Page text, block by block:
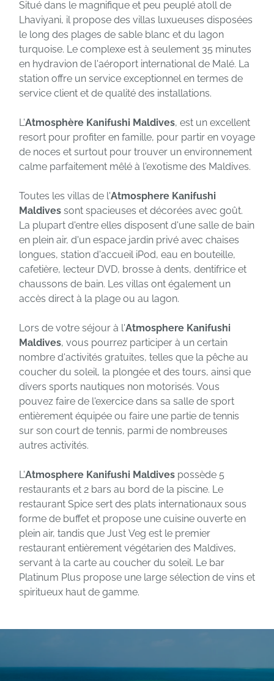
Situé dans le magnifique et peu peuplé atoll de
Lhaviyani, il propose des villas luxueuses disposées
le long des plages de sable blanc et du lagon
turquoise. Le complexe est à seulement 35 minutes
en hydravion de l'aéroport international de Malé. La
station offre un service exceptionnel en termes de
service client et de qualité des installations.
L'Atmosphère Kanifushi Maldives, est un excellent
resort pour profiter en famille, pour partir en voyage
de noces et surtout pour trouver un environnement
calme parfaitement mêlé à l'exotisme des Maldives.
Toutes les villas de l'Atmosphere Kanifushi
Maldives sont spacieuses et décorées avec goût.
La plupart d'entre elles disposent d'une salle de bain
en plein air, d'un espace jardin privé avec chaises
longues, station d'accueil iPod, eau en bouteille,
cafetière, lecteur DVD, brosse à dents, dentifrice et
chaussons de bain. Les villas ont également un
accès direct à la plage ou au lagon.
Lors de votre séjour à l'Atmosphere Kanifushi
Maldives, vous pourrez participer à un certain
nombre d'activités gratuites, telles que la pêche au
coucher du soleil, la plongée et des tours, ainsi que
divers sports nautiques non motorisés. Vous
pouvez faire de l'exercice dans sa salle de sport
entièrement équipée ou faire une partie de tennis
sur son court de tennis, parmi de nombreuses
autres activités.
L'Atmosphere Kanifushi Maldives possède 5
restaurants et 2 bars au bord de la piscine. Le
restaurant Spice sert des plats internationaux sous
forme de buffet et propose une cuisine ouverte en
plein air, tandis que Just Veg est le premier
restaurant entièrement végétarien des Maldives,
servant à la carte au coucher du soleil. Le bar
Platinum Plus propose une large sélection de vins et
spiritueux haut de gamme.